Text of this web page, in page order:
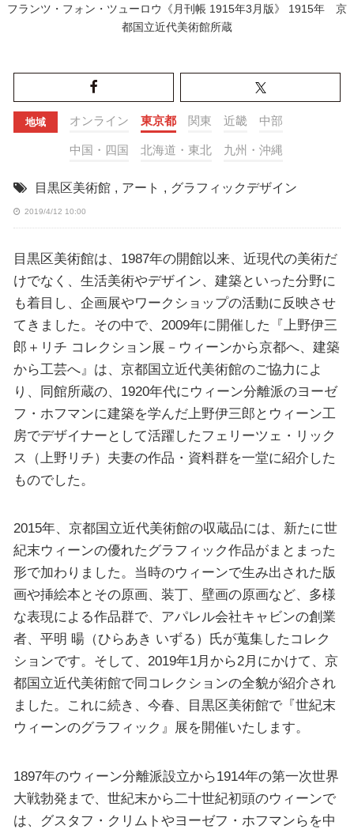
フランツ・フォン・ツューロウ《月刊帳 1915年3月版》 1915年 京
都国立近代美術館所蔵
地域 オンライン 東京都 関東 近畿 中部
中国・四国 北海道・東北 九州・沖縄
目黒区美術館 , アート , グラフィックデザイン
2019/4/12 10:00
目黒区美術館は、1987年の開館以来、近現代の美術だ
けでなく、生活美術やデザイン、建築といった分野に
も着目し、企画展やワークショップの活動に反映させ
てきました。その中で、2009年に開催した『上野伊三
郎＋リチ コレクション展－ウィーンから京都へ、建築
から工芸へ』は、京都国立近代美術館のご協力によ
り、同館所蔵の、1920年代にウィーン分離派のヨーゼ
フ・ホフマンに建築を学んだ上野伊三郎とウィーン工
房でデザイナーとして活躍したフェリーツェ・リック
ス（上野リチ）夫妻の作品・資料群を一堂に紹介した
ものでした。
2015年、京都国立近代美術館の収蔵品には、新たに世
紀末ウィーンの優れたグラフィック作品がまとまった
形で加わりました。当時のウィーンで生み出された版
画や挿絵本とその原画、装丁、壁画の原画など、多様
な表現による作品群で、アパレル会社キャビンの創業
者、平明 暘（ひらあき いずる）氏が蒐集したコレク
ションです。そして、2019年1月から2月にかけて、京
都国立近代美術館で同コレクションの全貌が紹介され
ました。これに続き、今春、目黒区美術館で『世紀末
ウィーンのグラフィック』展を開催いたします。
1897年のウィーン分離派設立から1914年の第一次世界
大戦勃発まで、世紀末から二十世紀初頭のウィーンで
は、グスタフ・クリムトやヨーゼフ・ホフマンらを中